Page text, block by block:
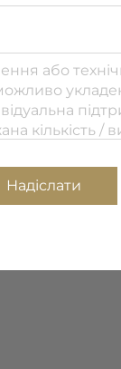
Надіслати